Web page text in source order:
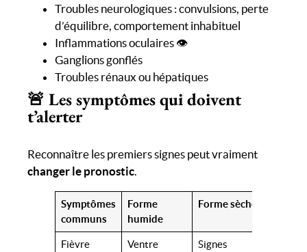
Troubles neurologiques : convulsions, perte
d’équilibre, comportement inhabituel
Inflammations oculaires 👁️
Ganglions gonflés
Troubles rénaux ou hépatiques
🚨 Les symptômes qui doivent
t’alerter
Reconnaître les premiers signes peut vraiment
changer le pronostic.
Symptômes
communs
Forme
humide
Forme sèche
Fièvre
Ventre
Signes